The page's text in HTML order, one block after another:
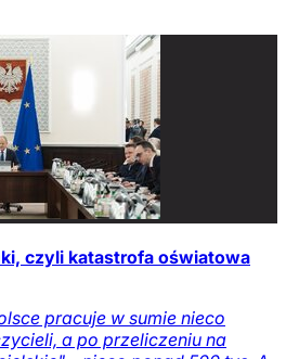
czyli katastrofa oświatowa
pracuje w sumie nieco
a po przeliczeniu na